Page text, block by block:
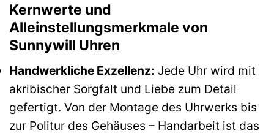
Kernwerte und
Alleinstellungsmerkmale von
Sunnywill Uhren
Handwerkliche Exzellenz: Jede Uhr wird mit
akribischer Sorgfalt und Liebe zum Detail
gefertigt. Von der Montage des Uhrwerks bis
zur Politur des Gehäuses – Handarbeit ist das